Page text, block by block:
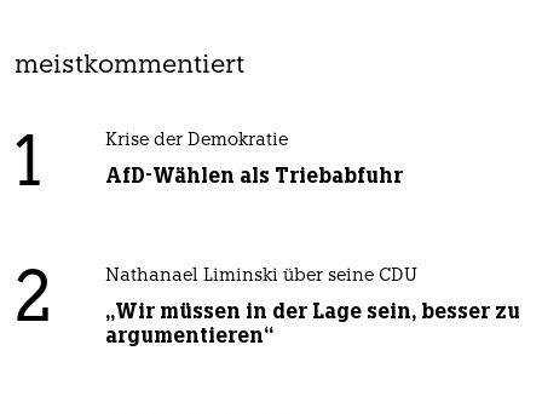
meistkommentiert
1 Krise der Demokratie
AfD-Wählen als Triebabfuhr
2 Nathanael Liminski über seine CDU
„Wir müssen in der Lage sein, besser zu
argumentieren“